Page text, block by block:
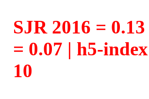
SJR 2016 =
= 0.07 | h5-
10